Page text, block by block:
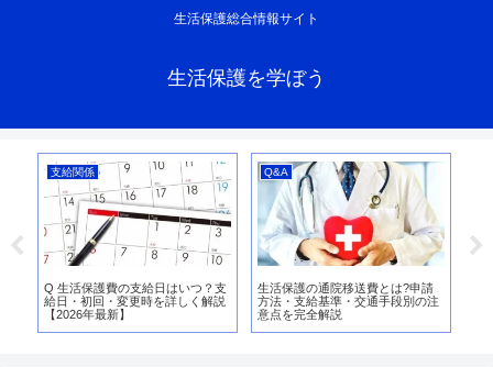
生活保護総合情報サイト
生活保護を学ぼう
支給関係
Q 生活保護費の支給日はいつ？支
給日・初回・変更時を詳しく解説
【2026年最新】
Q&A
生活保護の通院移送費とは?申請
方法・支給基準・交通手段別の注
意点を完全解説